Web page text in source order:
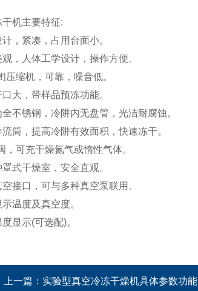
机主要特征:
，紧凑，占用台面小。
，人体工学设计，操作方便。
压缩机，可靠，噪音低。
大，带样品预冻功能。
不锈钢，冷阱内无盘管，光洁耐腐蚀。
筒，提高冷阱有效面积，快速冻干。
，可充干燥氮气或惰性气体。
式干燥室，安全直观。
接口，可与多种真空泵联用。
温度及真空度。
显示(可选配)。
上一篇： 实验型真空冷冻干燥机具体参数功能